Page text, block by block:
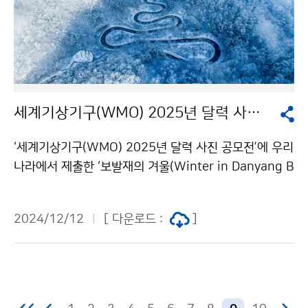
세계기상기구(WMO) 2025년 달력 사진전, 자연의 힘을 보여주는 우리나라 작품 선정
‘세계기상기구(WMO) 2025년 달력 사진 공모전’에 우리
나라에서 제출한 ‘보발재의 겨울(Winter in Danyang B
음 해 달력 사진 공모전을 개최하며, 올해는 ‘조기경보 격
차 함께 줄이기(Closing the early warning gap toge
해에 대한 조기경보시스템의 중요성과 자연의 힘을 사진
2024/12/12 [ 다운로드 :